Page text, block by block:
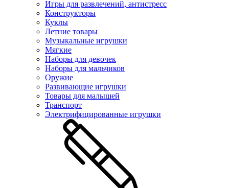
Игры для развлечений, антистресс
Конструкторы
Куклы
Летние товары
Музыкальные игрушки
Мягкие
Наборы для девочек
Наборы для мальчиков
Оружие
Развивающие игрушки
Товары для малышей
Транспорт
Электрифицированные игрушки